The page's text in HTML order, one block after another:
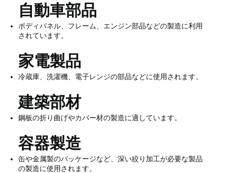
自動車部品
ボディパネル、フレーム、エンジン部品などの製造に利用
されています。
家電製品
冷蔵庫、洗濯機、電子レンジの部品などに使用されます。
建築部材
鋼板の折り曲げやカバー材の製造に適しています。
容器製造
缶や金属製のパッケージなど、深い絞り加工が必要な製品
の製造に使用されます。